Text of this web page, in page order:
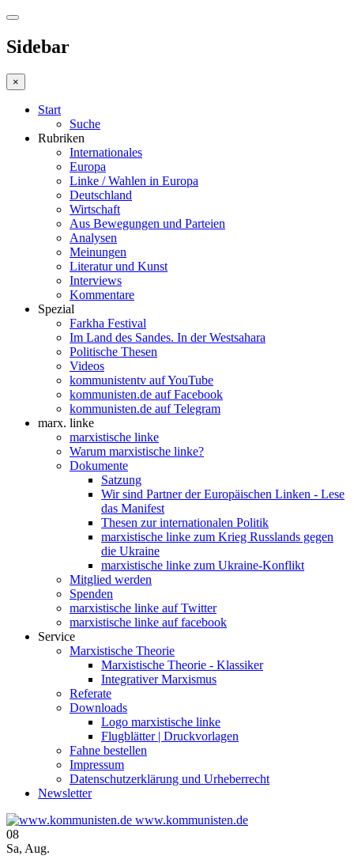
Sidebar
×
Start
Suche
Rubriken
Internationales
Europa
Linke / Wahlen in Europa
Deutschland
Wirtschaft
Aus Bewegungen und Parteien
Analysen
Meinungen
Literatur und Kunst
Interviews
Kommentare
Spezial
Farkha Festival
Im Land des Sandes. In der Westsahara
Politische Thesen
Videos
kommunistentv auf YouTube
kommunisten.de auf Facebook
kommunisten.de auf Telegram
marx. linke
marxistische linke
Warum marxistische linke?
Dokumente
Satzung
Wir sind Partner der Europäischen Linken - Lese
das Manifest
Thesen zur internationalen Politik
marxistische linke zum Krieg Russlands gegen
die Ukraine
marxistische linke zum Ukraine-Konflikt
Mitglied werden
Spenden
marxistische linke auf Twitter
marxistische linke auf facebook
Service
Marxistische Theorie
Marxistische Theorie - Klassiker
Integrativer Marxismus
Referate
Downloads
Logo marxistische linke
Flugblätter | Druckvorlagen
Fahne bestellen
Impressum
Datenschutzerklärung und Urheberrecht
Newsletter
www.kommunisten.de
08
Sa, Aug.